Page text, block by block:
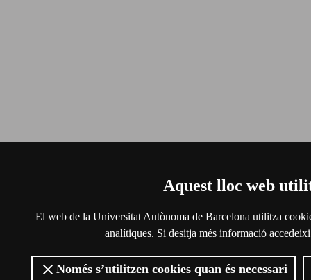
Aquest lloc web
El web de la Universitat Autònoma de Barcelona utilitza
analítiques. Si desitja més informació
Només s’utilitzen cookies quan és necessari